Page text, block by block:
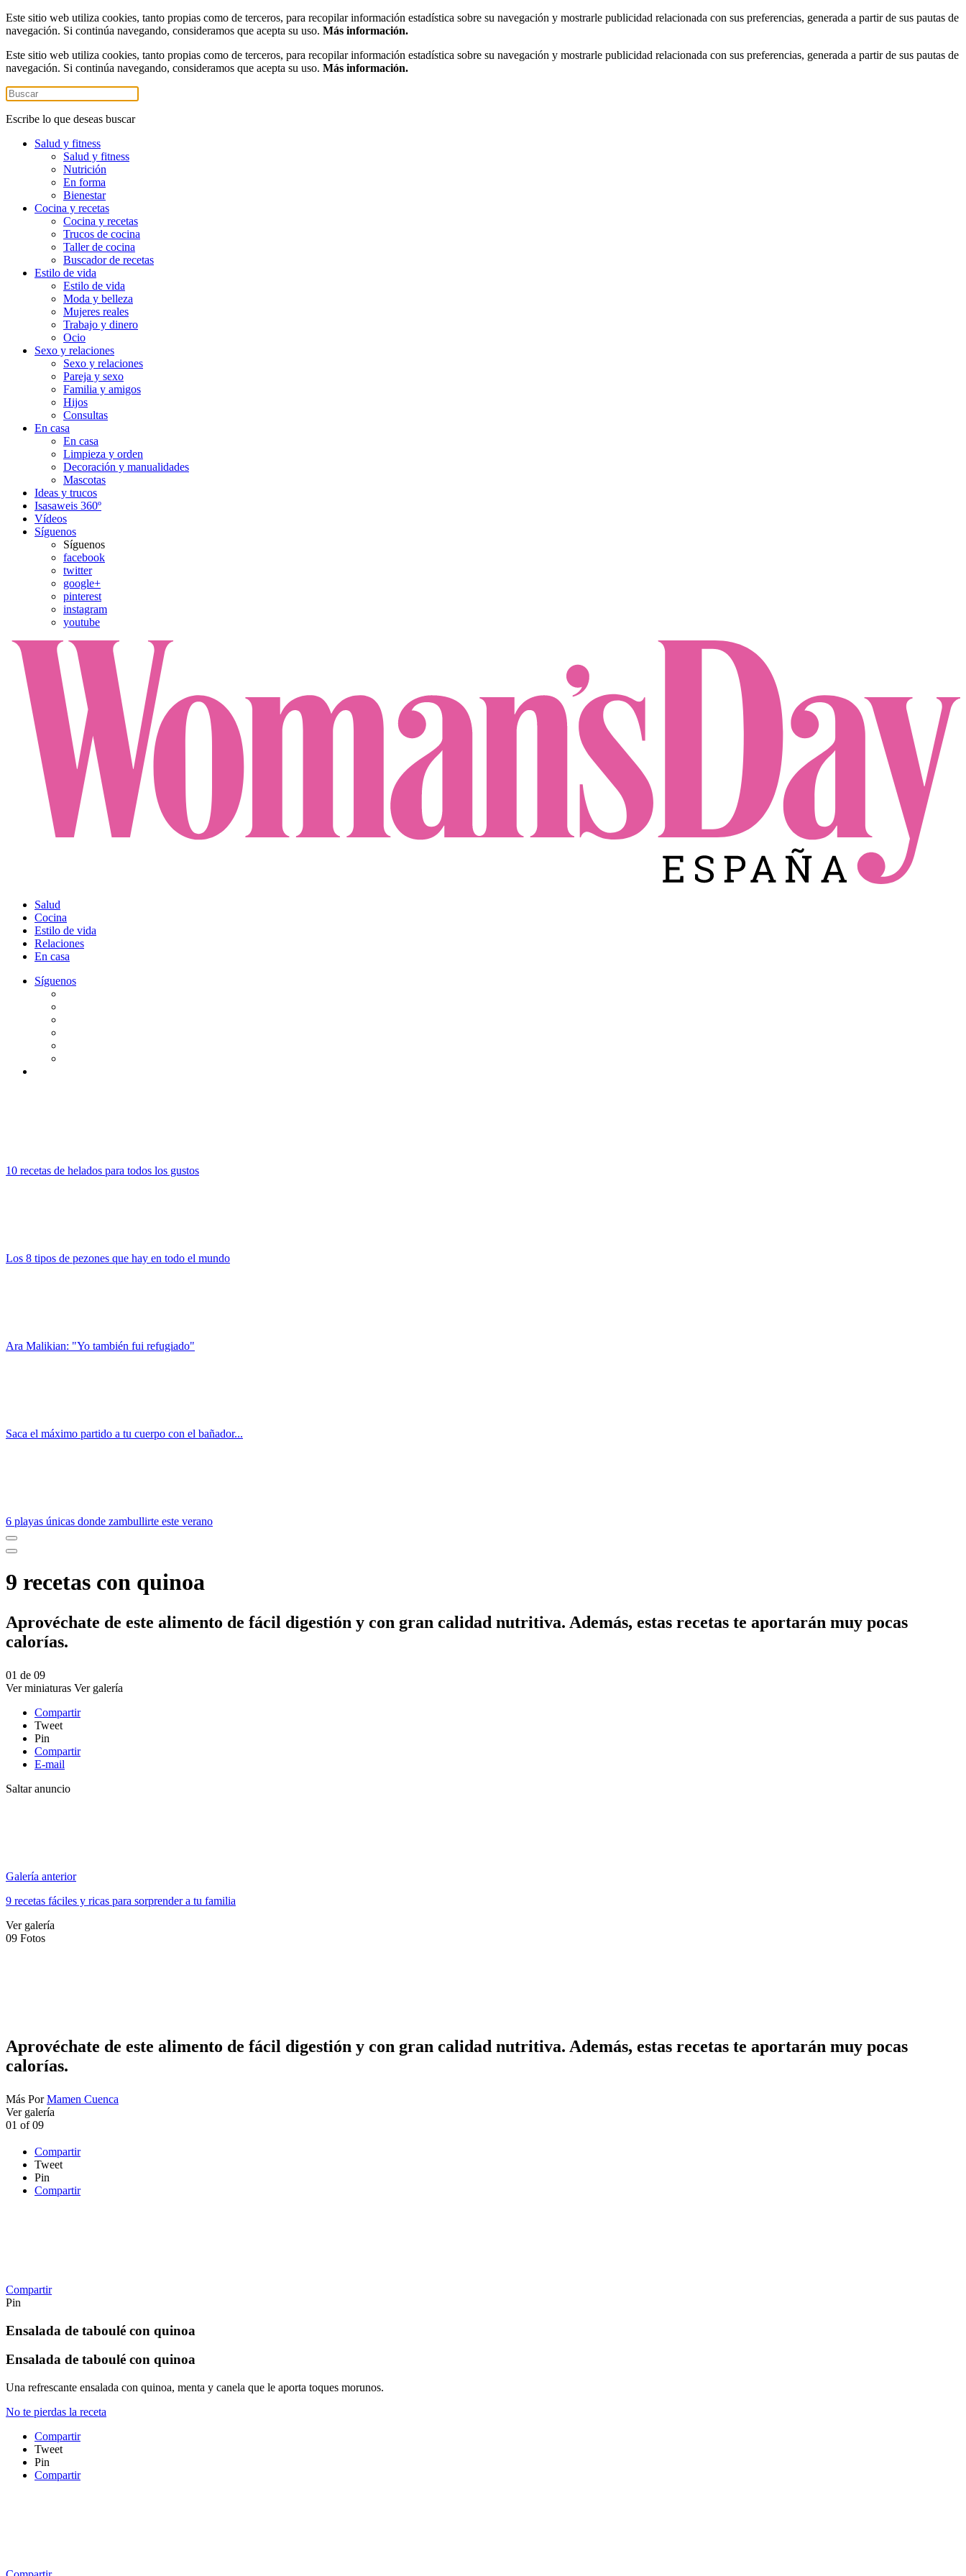
Este sitio web utiliza cookies, tanto propias como de terceros, para recopilar información estadística sobre su navegación y mostrarle publicidad relacionada con sus preferencias, generada a partir de sus pautas de
navegación. Si continúa navegando, consideramos que acepta su uso. Más información.
Este sitio web utiliza cookies, tanto propias como de terceros, para recopilar información estadística sobre su navegación y mostrarle publicidad relacionada con sus preferencias, generada a partir de sus pautas de
navegación. Si continúa navegando, consideramos que acepta su uso. Más información.
Escribe lo que deseas buscar
Salud y fitness
Salud y fitness
Nutrición
En forma
Bienestar
Cocina y recetas
Cocina y recetas
Trucos de cocina
Taller de cocina
Buscador de recetas
Estilo de vida
Estilo de vida
Moda y belleza
Mujeres reales
Trabajo y dinero
Ocio
Sexo y relaciones
Sexo y relaciones
Pareja y sexo
Familia y amigos
Hijos
Consultas
En casa
En casa
Limpieza y orden
Decoración y manualidades
Mascotas
Ideas y trucos
Isasaweis 360º
Vídeos
Síguenos
Síguenos
facebook
twitter
google+
pinterest
instagram
youtube
Salud
Cocina
Estilo de vida
Relaciones
En casa
Síguenos
10 recetas de helados para todos los gustos
Los 8 tipos de pezones que hay en todo el mundo
Ara Malikian: "Yo también fui refugiado"
Saca el máximo partido a tu cuerpo con el bañador...
6 playas únicas donde zambullirte este verano
9 recetas con quinoa
Aprovéchate de este alimento de fácil digestión y con gran calidad nutritiva. Además, estas recetas te aportarán muy pocas
calorías.
01 de 09
Ver miniaturas Ver galería
Compartir
Tweet
Pin
Compartir
E-mail
Saltar anuncio
Galería anterior
9 recetas fáciles y ricas para sorprender a tu familia
Ver galería
09 Fotos
Aprovéchate de este alimento de fácil digestión y con gran calidad nutritiva. Además, estas recetas te aportarán muy pocas
calorías.
Más PorMamen Cuenca
Ver galería
01 of 09
Compartir
Tweet
Pin
Compartir
Compartir
Pin
Ensalada de taboulé con quinoa
Ensalada de taboulé con quinoa
Una refrescante ensalada con quinoa, menta y canela que le aporta toques morunos.
No te pierdas la receta
Compartir
Tweet
Pin
Compartir